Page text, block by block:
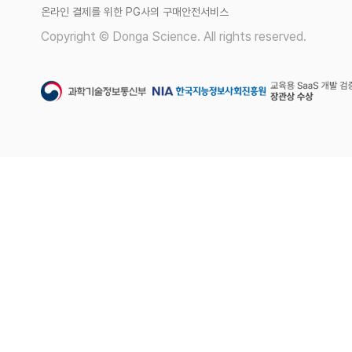
온라인 결제를 위한 PG사의 구매안전서비스
Copyright © Donga Science. All rights reserved.